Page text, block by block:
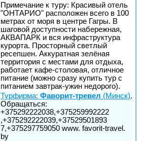
Примечание к туру: Красивый отель
"ОНТАРИО" расположен всего в 100
метрах от моря в центре Гагры. В
шаговой доступности набережная,
АКВАПАРК и вся инфраструктура
курорта. Просторный светлый
ресепшен. Аккуратная зелёная
территория с местами для отдыха,
работает кафе-столовая, отличное
питание (можно сразу купить тур с
питанием завтрак-ужин недорого).
Турфирма: Фаворит-тревел (Минск).
Обращаться:
+375292222038,+375259992222
,+375292222039,+37529501893
7,+375297759050 www. favorit-travel.
by